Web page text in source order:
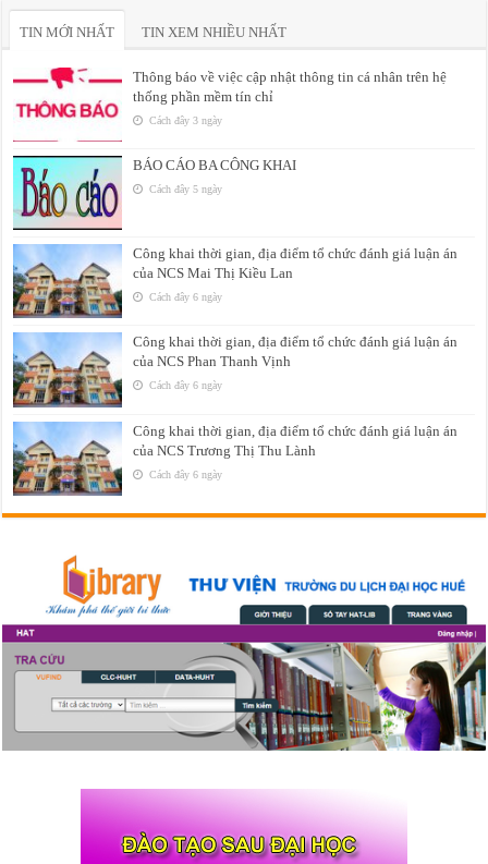
TIN MỚI NHẤT TIN XEM NHIỀU NHẤT
Thông báo về việc cập nhật thông tin cá nhân trên hệ
thống phần mềm tín chỉ
Cách đây 3 ngày
BÁO CÁO BA CÔNG KHAI
Cách đây 5 ngày
Công khai thời gian, địa điểm tổ chức đánh giá luận án
của NCS Mai Thị Kiều Lan
Cách đây 6 ngày
Công khai thời gian, địa điểm tổ chức đánh giá luận án
của NCS Phan Thanh Vịnh
Cách đây 6 ngày
Công khai thời gian, địa điểm tổ chức đánh giá luận án
của NCS Trương Thị Thu Lành
Cách đây 6 ngày